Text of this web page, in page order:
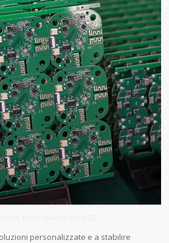
personalizzate e a stabilire